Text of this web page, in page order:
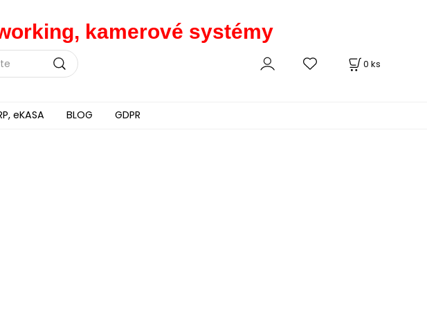
kamerové systémy
0 ks
eKASA BLOG GDPR